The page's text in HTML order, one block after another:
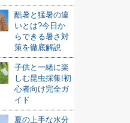
酷暑と猛暑の違
いとは?今日か
らできる暑さ対
策を徹底解説
子供と一緒に楽
しむ昆虫採集!初
心者向け完全ガ
イド
夏の上手な水分